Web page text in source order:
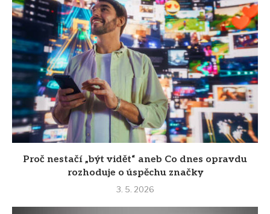
Proč nestačí „být vidět“ aneb Co dnes opravdu
rozhoduje o úspěchu značky
3. 5. 2026